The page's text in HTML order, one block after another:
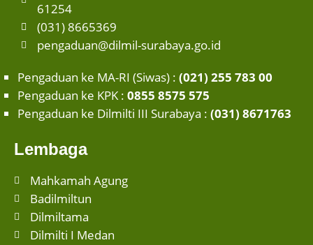
61254
(031) 8665369
pengaduan@dilmil-surabaya.go.id
Pengaduan ke MA-RI (Siwas) : (021) 255 783 00
Pengaduan ke KPK : 0855 8575 575
Pengaduan ke Dilmilti III Surabaya : (031) 8671763
Lembaga
Mahkamah Agung
Badilmiltun
Dilmiltama
Dilmilti I Medan